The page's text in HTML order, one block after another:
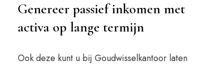
Genereer passief inkomen met
activa op lange termijn
Ook deze kunt u bij Goudwisselkantoor laten